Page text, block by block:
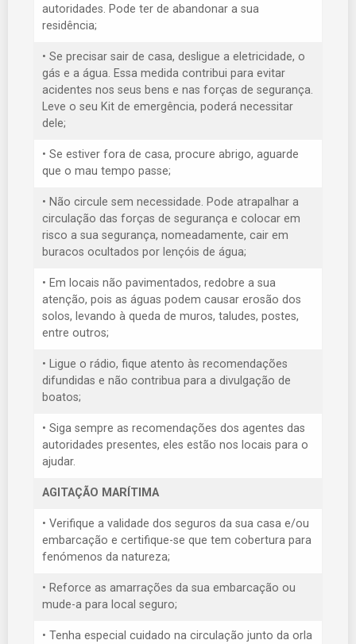
autoridades. Pode ter de abandonar a sua
residência;
• Se precisar sair de casa, desligue a eletricidade, o
gás e a água. Essa medida contribui para evitar
acidentes nos seus bens e nas forças de segurança.
Leve o seu Kit de emergência, poderá necessitar
dele;
• Se estiver fora de casa, procure abrigo, aguarde
que o mau tempo passe;
• Não circule sem necessidade. Pode atrapalhar a
circulação das forças de segurança e colocar em
risco a sua segurança, nomeadamente, cair em
buracos ocultados por lençóis de água;
• Em locais não pavimentados, redobre a sua
atenção, pois as águas podem causar erosão dos
solos, levando à queda de muros, taludes, postes,
entre outros;
• Ligue o rádio, fique atento às recomendações
difundidas e não contribua para a divulgação de
boatos;
• Siga sempre as recomendações dos agentes das
autoridades presentes, eles estão nos locais para o
ajudar.
AGITAÇÃO MARÍTIMA
• Verifique a validade dos seguros da sua casa e/ou
embarcação e certifique-se que tem cobertura para
fenómenos da natureza;
• Reforce as amarrações da sua embarcação ou
mude-a para local seguro;
• Tenha especial cuidado na circulação junto da orla